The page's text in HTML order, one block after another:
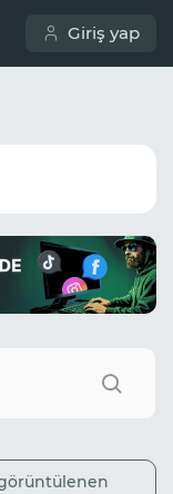
Giriş yap